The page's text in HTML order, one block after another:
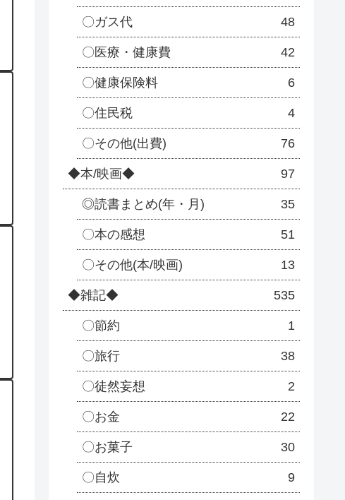
〇ガス代 48
〇医療・健康費 42
〇健康保険料 6
〇住民税 4
〇その他(出費) 76
◆本/映画◆ 97
◎読書まとめ(年・月) 35
〇本の感想 51
〇その他(本/映画) 13
◆雑記◆ 535
〇節約 1
〇旅行 38
〇徒然妄想 2
〇お金 22
〇お菓子 30
〇自炊 9